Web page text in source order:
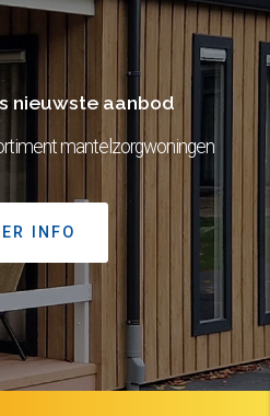
nieuwste aanbod
mantelzorgwoningen
INFO